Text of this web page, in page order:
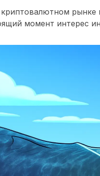
криптовалютном рынке
момент интерес